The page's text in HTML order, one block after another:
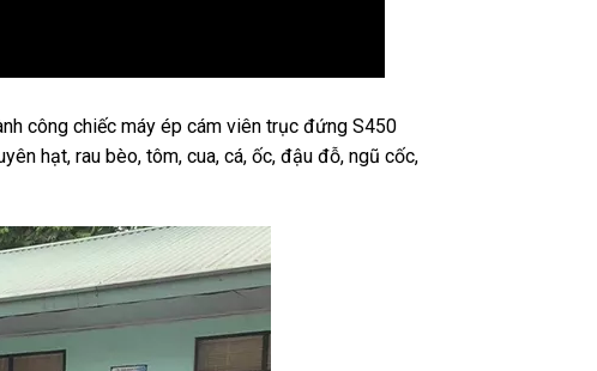
công chiếc máy ép cám viên trục đứng S450
hạt, rau bèo, tôm, cua, cá, ốc, đậu đỗ, ngũ cốc,